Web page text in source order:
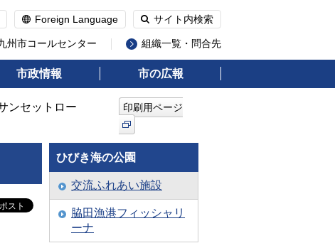
Foreign Language サイト内検索
州市コールセンター 組織一覧・問合先
市政情報 市の広報
ンセットロー
印刷用ページ
ひびき海の公園
交流ふれあい施設
脇田漁港フィッシャリ
ーナ